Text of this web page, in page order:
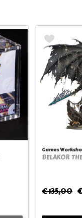
Games
BELAKOR
€ 135,00